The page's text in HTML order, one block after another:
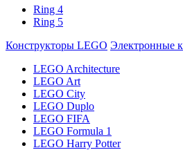
Ring 4
Ring 5
Конструкторы LEGO Электронные
LEGO Architecture
LEGO Art
LEGO City
LEGO Duplo
LEGO FIFA
LEGO Formula 1
LEGO Harry Potter